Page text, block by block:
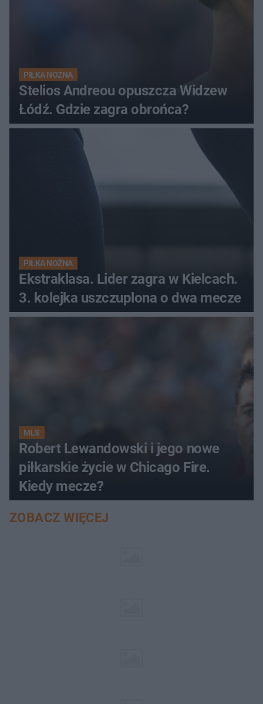
PIŁKA NOŻNA
Stelios Andreou opuszcza Widzew
Łódź. Gdzie zagra obrońca?
PIŁKA NOŻNA
Ekstraklasa. Lider zagra w Kielcach.
3. kolejka uszczuplona o dwa mecze
MLS
Robert Lewandowski i jego nowe
piłkarskie życie w Chicago Fire.
Kiedy mecze?
ZOBACZ WIĘCEJ